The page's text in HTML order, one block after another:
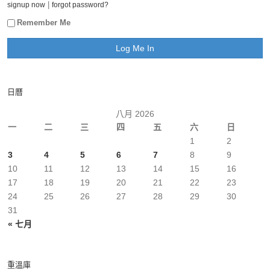
signup now forgot password?
Remember Me
日曆
八月 2026
一
二 三 四 五 六 日
« 七月
1
2
3
4 5 6 7 8
9
10
11 12 13 14 15
16
17
18 19 20 21 22
23
24
25 26 27 28 29
30
31
重溫庫